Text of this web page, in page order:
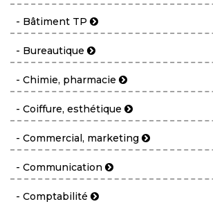
- Bâtiment TP
- Bureautique
- Chimie, pharmacie
- Coiffure, esthétique
- Commercial, marketing
- Communication
- Comptabilité